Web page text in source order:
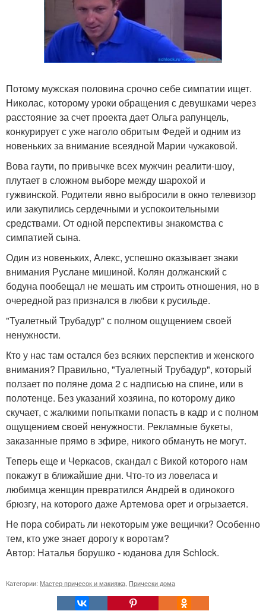
Потому мужская половина срочно себе симпатии ищет.
Николас, которому уроки обращения с девушками через
расстояние за счет проекта дает Ольга рапунцель,
конкурирует с уже наголо обритым Федей и одним из
новеньких за внимание всеядной Марии чужаковой.
Вова гаути, по привычке всех мужчин реалити-шоу,
плутает в сложном выборе между шарохой и
гужвинской. Родители явно выбросили в окно телевизор
или закупились сердечными и успокоительными
средствами. От одной перспективы знакомства с
симпатией сына.
Один из новеньких, Алекс, успешно оказывает знаки
внимания Руслане мишиной. Колян должанский с
бодуна пообещал не мешать им строить отношения, но в
очередной раз признался в любви к русильде.
"Туалетный Трубадур" с полном ощущением своей
ненужности.
Кто у нас там остался без всяких перспектив и женского
внимания? Правильно, "Туалетный Трубадур", который
ползает по поляне дома 2 с надписью на спине, или в
полотенце. Без указаний хозяина, по которому дико
скучает, с жалкими попытками попасть в кадр и с полном
ощущением своей ненужности. Рекламные букеты,
заказанные прямо в эфире, никого обмануть не могут.
Теперь еще и Черкасов, скандал с Викой которого нам
покажут в ближайшие дни. Что-то из ловеласа и
любимца женщин превратился Андрей в одинокого
брюзгу, на которого даже Артемова орет и огрызается.
Не пора собирать ли некоторым уже вещички? Особенно
тем, кто уже знает дорогу к воротам?
Автор: Наталья борушко - юданова для Schlock.
Категории: Мастер причесок и макияжа Прически дома